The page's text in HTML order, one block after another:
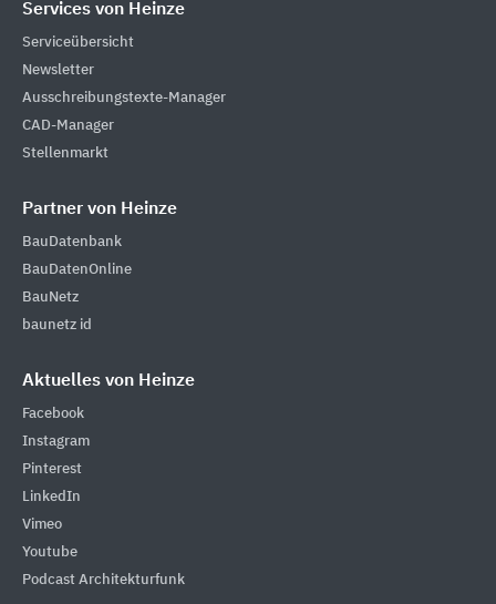
Services von Heinze
Serviceübersicht
Newsletter
Ausschreibungstexte-Manager
CAD-Manager
Stellenmarkt
Partner von Heinze
BauDatenbank
BauDatenOnline
BauNetz
baunetz id
Aktuelles von Heinze
Facebook
Instagram
Pinterest
LinkedIn
Vimeo
Youtube
Podcast Architekturfunk